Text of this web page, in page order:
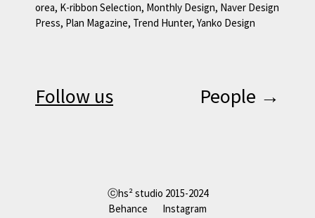
orea, K-ribbon Selection, Monthly Design, Naver Design
Press, Plan Magazine, Trend Hunter, Yanko Design
Follow us People →
ⓒhs² studio 2015-2024
Behance
Instagram